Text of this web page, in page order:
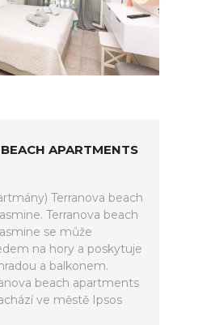
APARTMENTS
Terranova beach
Terranova beach
se může
na hory a poskytuje
a balkonem.
beach apartments
ve městě Ipsos